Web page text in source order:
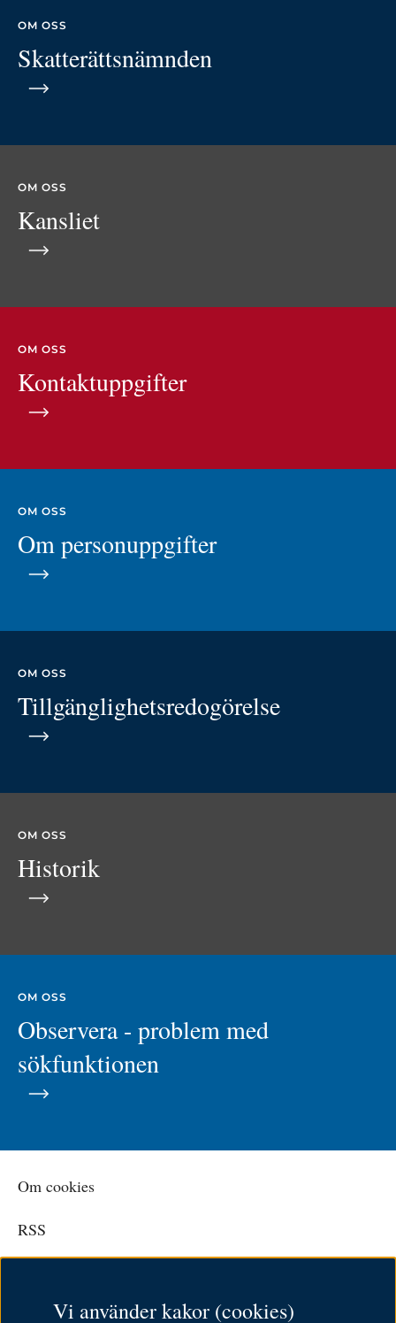
Vi använder kakor (cookies)
OM OSS
Skatterättsnämnden
OM OSS
Kansliet
OM OSS
Kontaktuppgifter
OM OSS
Om personuppgifter
OM OSS
Tillgänglighetsredogörelse
OM OSS
Historik
OM OSS
Observera - problem med
sökfunktionen
Om cookies
RSS
Tillgänglighetsredogörelse